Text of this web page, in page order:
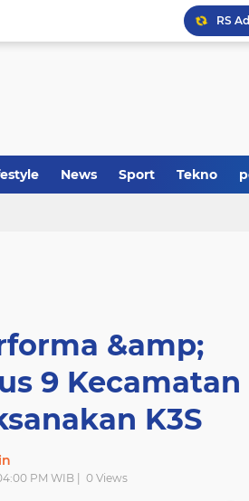
RS
News Sport Tekno
&amp;
9 Kecamatan
K3S
PM WIB | 0 Views